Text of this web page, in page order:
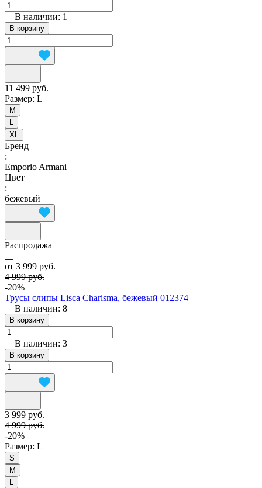
В наличии: 1
В корзину
11 499 руб.
Размер: L
M
L
XL
Бренд
:
Emporio Armani
Цвет
:
бежевый
Распродажа
от 3 999 руб.
4 999 руб.
-20%
Трусы слипы Lisca Charisma, бежевый 012374
В наличии: 8
В корзину
В наличии: 3
В корзину
3 999 руб.
4 999 руб.
-20%
Размер: L
S
M
L